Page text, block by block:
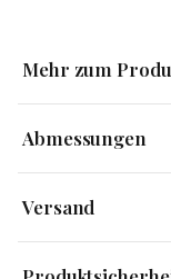
Mehr zum
Blickfang gefällig?
Abmessungen
Versand